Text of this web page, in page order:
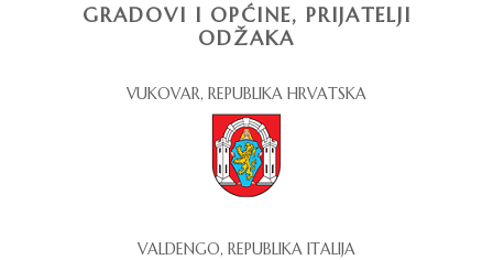
GRADOVI I OPĆINE, PRIJATELJI
ODŽAKA
VUKOVAR, REPUBLIKA HRVATSKA
VALDENGO, REPUBLIKA ITALIJA